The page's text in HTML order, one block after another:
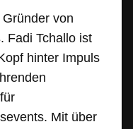
von
Fadi Tchallo ist
hinter Impuls
Mit über